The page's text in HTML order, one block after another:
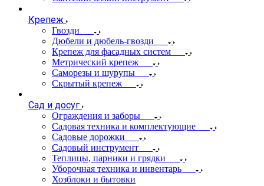
Крепеж
Гвозди
Дюбели и дюбель-гвозди
Крепеж для фасадных систем
Метрический крепеж
Саморезы и шурупы
Скрытый крепеж
Сад и досуг
Ограждения и заборы
Садовая техника и комплектующие
Садовые дорожки
Садовый инструмент
Теплицы, парники и грядки
Уборочная техника и инвентарь
Хозблоки и бытовки